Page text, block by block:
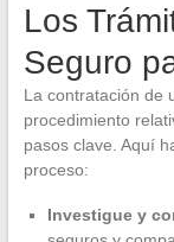
Los
Seguro
La contratación de
procedimiento
pasos clave. Aquí
proceso:
Investigue y